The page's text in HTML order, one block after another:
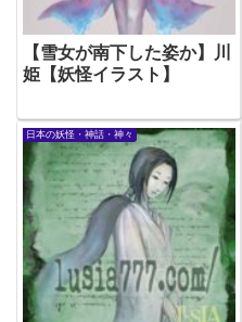
【雪女が南下した姿か】川
姫【妖怪イラスト】
日本の妖怪・神話・神々